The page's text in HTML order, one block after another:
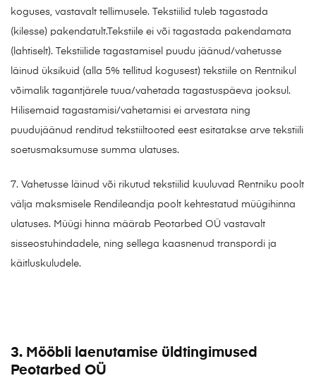
koguses, vastavalt tellimusele. Tekstiilid tuleb tagastada
(kilesse) pakendatult.Tekstiile ei või tagastada pakendamata
(lahtiselt). Tekstiilide tagastamisel puudu jäänud/vahetusse
läinud üksikuid (alla 5% tellitud kogusest) tekstiile on Rentnikul
võimalik tagantjärele tuua/vahetada tagastuspäeva jooksul.
Hilisemaid tagastamisi/vahetamisi ei arvestata ning
puudujäänud renditud tekstiiltooted eest esitatakse arve tekstiili
soetusmaksumuse summa ulatuses.
7. Vahetusse läinud või rikutud tekstiilid kuuluvad Rentniku poolt
välja maksmisele Rendileandja poolt kehtestatud müügihinna
ulatuses. Müügi hinna määrab Peotarbed OÜ vastavalt
sisseostuhindadele, ning sellega kaasnenud transpordi ja
käitluskuludele.
3. Mööbli laenutamise üldtingimused
Peotarbed OÜ